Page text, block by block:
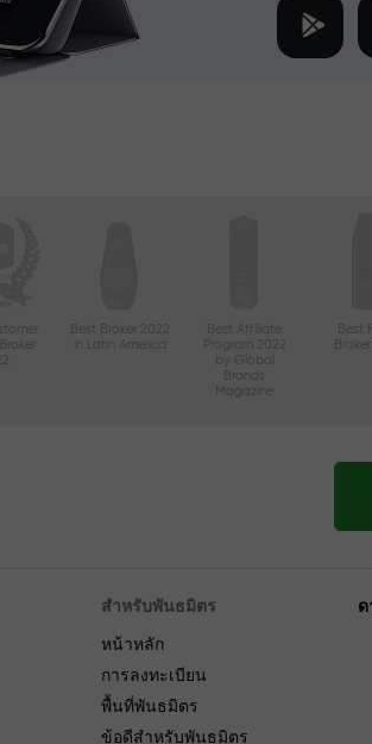
Best Broker 2022
in Latin America
Best Affiliate
Program 2022
by Global
Brands
Magazine
Best
สำหรับพันธมิตร
หน้าหลัก
การลงทะเบียน
พื้นที่พันธมิตร
ข้อดีสำหรับพันธมิตร
ด